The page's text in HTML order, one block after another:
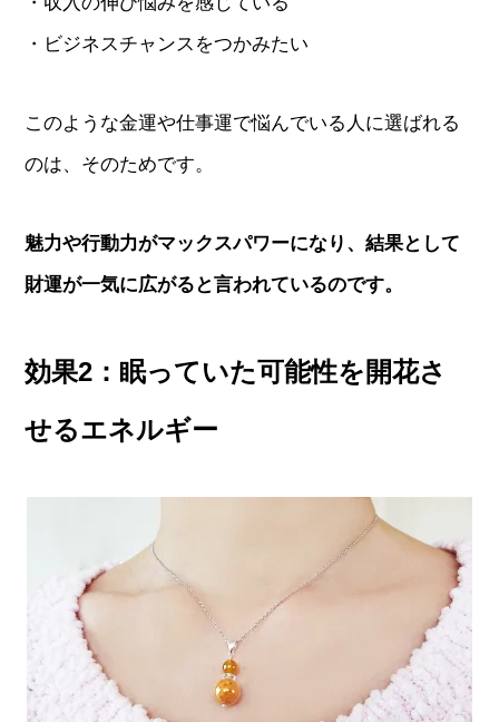
・ビジネスチャンスをつかみたい
このような金運や仕事運で悩んでいる人に選ばれる
のは、そのためです。
魅力や行動力がマックスパワーになり、結果として
財運が一気に広がると言われているのです。
効果2：眠っていた可能性を開花さ
せるエネルギー